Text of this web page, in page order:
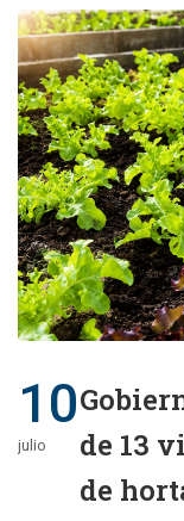
10
julio
de 13
de